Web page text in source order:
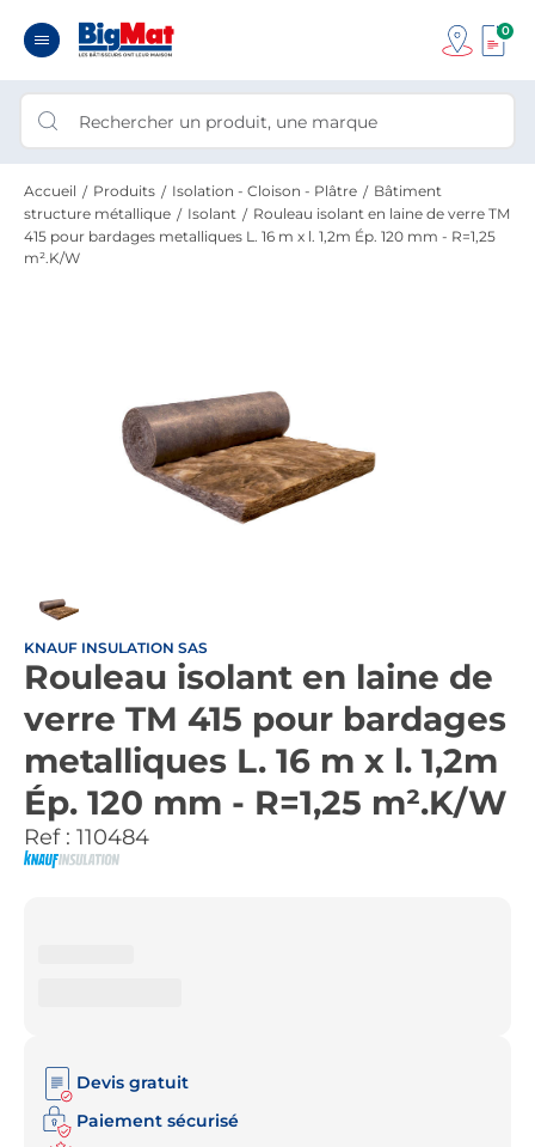
0
Accueil Produits Isolation - Cloison - Plâtre
Bâtiment
structure métallique
Isolant
Rouleau isolant en laine de verre TM
415 pour bardages metalliques L. 16 m x l. 1,2m Ép. 120 mm - R=1,25
m².K/W
KNAUF INSULATION SAS
Rouleau isolant en laine de
verre TM 415 pour bardages
metalliques L. 16 m x l. 1,2m
Ép. 120 mm - R=1,25 m².K/W
Ref : 110484
Devis gratuit
Paiement sécurisé